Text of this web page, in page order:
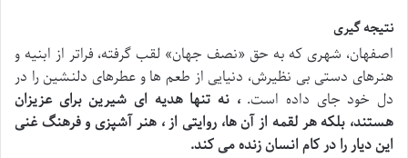
نتیجه گیری
اصفهان، شهری که به حق «نصف جهان» لقب گرفته، فراتر از ابنیه و
هنرهای دستی بی نظیرش، دنیایی از طعم ها و عطرهای دلنشین را در
دل خود جای داده است.، نه تنها هدیه ای شیرین برای عزیزان
هستند، بلکه هر لقمه از آن ها، روایتی از، هنر آشپزی و فرهنگ غنی
این دیار را در کام انسان زنده می کند.